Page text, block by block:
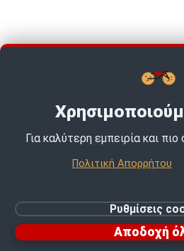
Ρυθμίσεις
Για καλύτερη εμπειρία και
Πολιτική Απορρήτου
Ρυθμίσεις
Αποδοχή